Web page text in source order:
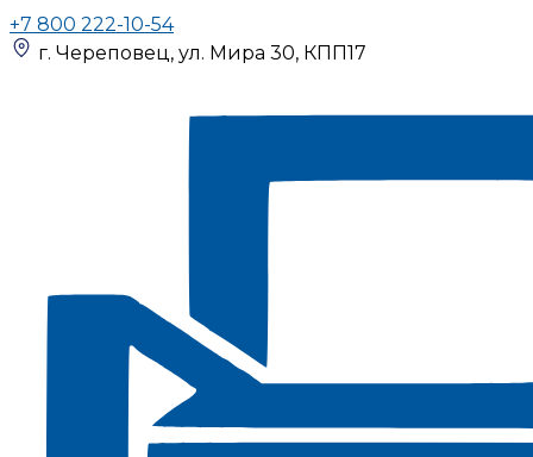
+7 800 222-10-54
г. Череповец, ул. Мира 30, КПП17